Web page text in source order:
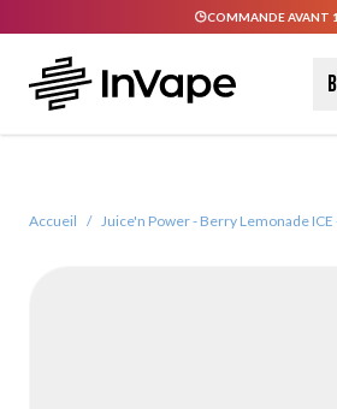
COMMANDE AVANT
Accueil / Juice'n Power - Berry Lemonade